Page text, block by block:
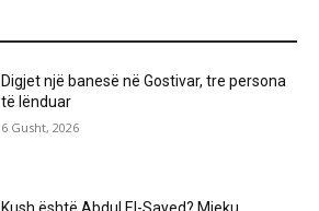
Digjet një banesë në Gostivar, tre persona
të lënduar
6 Gusht, 2026